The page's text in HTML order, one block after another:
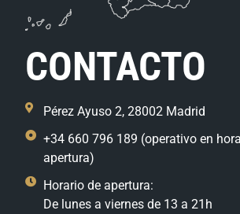
CONTACTO
Pérez Ayuso 2, 28002 Madrid
+34 660 796 189 (operativo en
apertura)
Horario de apertura:
De lunes a viernes de 13 a 21h